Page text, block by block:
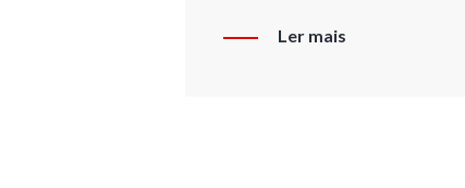
Ler mais